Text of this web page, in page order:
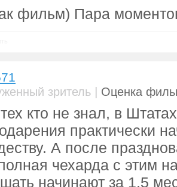
фильм) Пара
зритель | Оценка
кто не знал, в
практически
А после
чехарда с этим
начинают за 1,5